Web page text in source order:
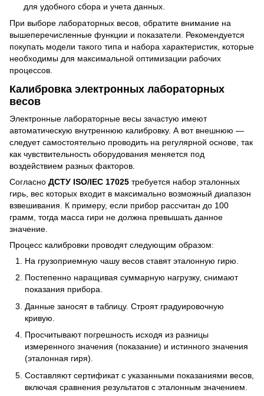
для удобного сбора и учета данных.
При выборе лабораторных весов, обратите внимание на
вышеперечисленные функции и показатели. Рекомендуется
покупать модели такого типа и набора характеристик, которые
необходимы для максимальной оптимизации рабочих
процессов.
Калибровка электронных лабораторных
весов
Электронные лабораторные весы зачастую имеют
автоматическую внутреннюю калибровку. А вот внешнюю —
следует самостоятельно проводить на регулярной основе, так
как чувствительность оборудования меняется под
воздействием разных факторов.
Согласно ДСТУ ISO/IEC 17025 требуется набор эталонных
гирь, вес которых входит в максимально возможный диапазон
взвешивания. К примеру, если прибор рассчитан до 100
грамм, тогда масса гири не должна превышать данное
значение.
Процесс калибровки проводят следующим образом:
На грузоприемную чашу весов ставят эталонную гирю.
Постепенно наращивая суммарную нагрузку, снимают
показания прибора.
Данные заносят в таблицу. Строят градуировочную
кривую.
Просчитывают погрешность исходя из разницы
измеренного значения (показание) и истинного значения
(эталонная гиря).
Составляют сертификат с указанными показаниями весов,
включая сравнения результатов с эталонным значением.